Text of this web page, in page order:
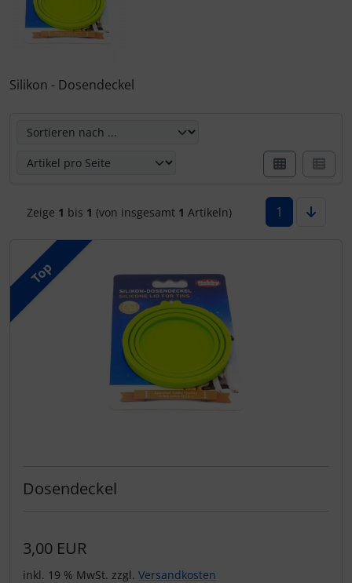
Silikon - Dosendeckel
Zeige 1 bis 1 (von insgesamt 1 Artikeln) 1
Top
Dosendeckel
3,00 EUR
inkl. 19 % MwSt. zzgl. Versandkosten
Rinti Sensible
Ungezieferschutz am Tier